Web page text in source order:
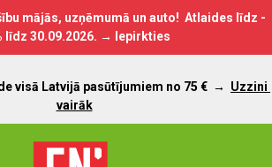
mājās, uzņēmumā un auto! Atlaides līdz -
līdz 30.09.2026. → Iepirkties
visā Latvijā pasūtījumiem no 75 € → Uzzini
vairāk